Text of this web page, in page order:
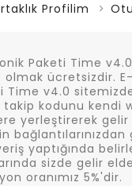
Profilim
Paketi Time
olmak ücretsizdir.
Time v4.0
kodunu kendi
yerleştirerek gelir
yaptığında
sizde gelir
oranımız 5%'dir.